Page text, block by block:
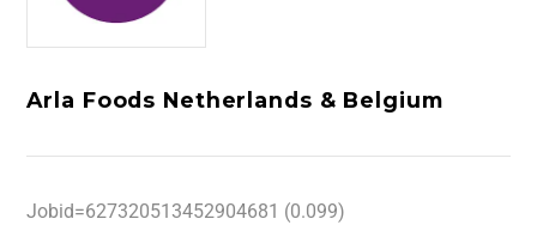
Arla Foods Netherlands & Belgium
Jobid=627320513452904681 (0.099)